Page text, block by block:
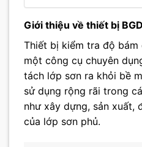
Giới thiệu về thiết bị
Thiết bị kiểm tra độ bám
một công cụ chuyên
tách lớp sơn ra khỏi bề
sử dụng rộng rãi trong
như xây dựng, sản xuất,
của lớp sơn phủ.